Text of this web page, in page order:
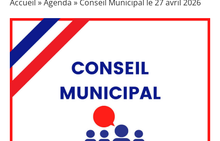
Accueil »Agenda » Conseil Municipal le 27 avril 2026